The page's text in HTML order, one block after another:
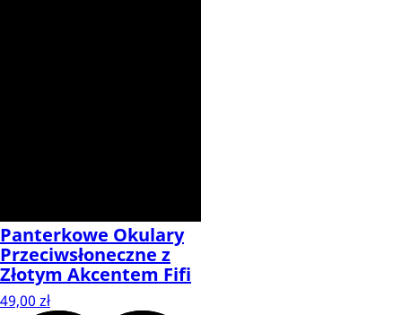
Panterkowe Okulary
Przeciwsłoneczne z
Złotym Akcentem Fifi
49,00 zł